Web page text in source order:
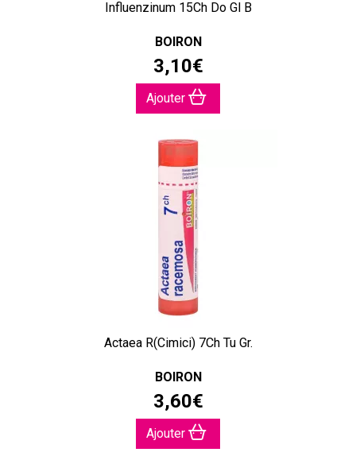
Influenzinum 15Ch Do Gl B
BOIRON
3,10€
Ajouter
Actaea R(Cimici) 7Ch Tu Gr.
BOIRON
3,60€
Ajouter